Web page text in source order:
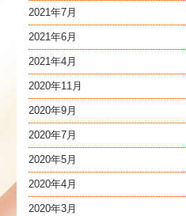
2021年7月
2021年6月
2021年4月
2020年11月
2020年9月
2020年7月
2020年5月
2020年4月
2020年3月